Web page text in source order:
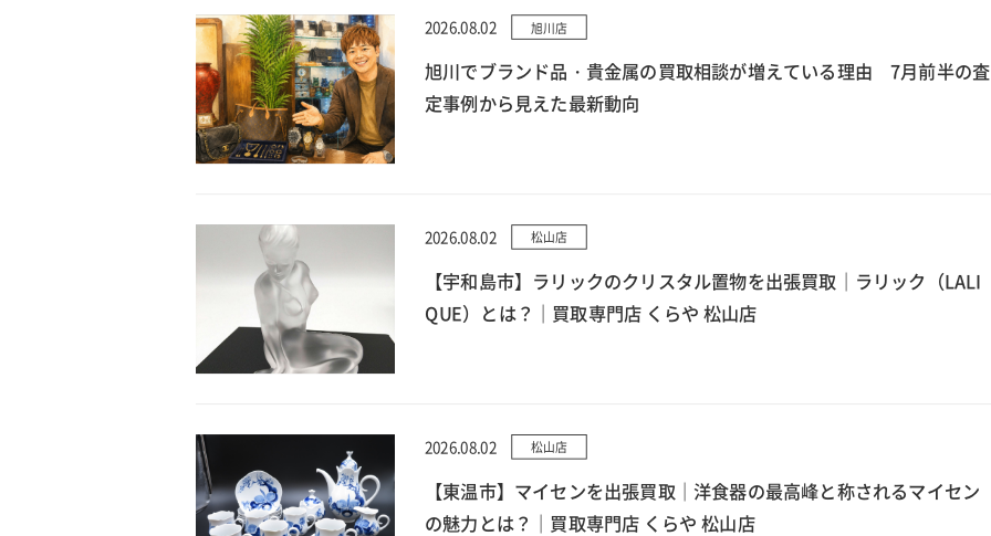
2026.08.02 旭川店
旭川でブランド品・貴金属の買取相談が増えている理由 7月前半の査
定事例から見えた最新動向
2026.08.02 松山店
【宇和島市】ラリックのクリスタル置物を出張買取｜ラリック（LALI
QUE）とは？｜買取専門店 くらや 松山店
2026.08.02 松山店
【東温市】マイセンを出張買取｜洋食器の最高峰と称されるマイセン
の魅力とは？｜買取専門店 くらや 松山店